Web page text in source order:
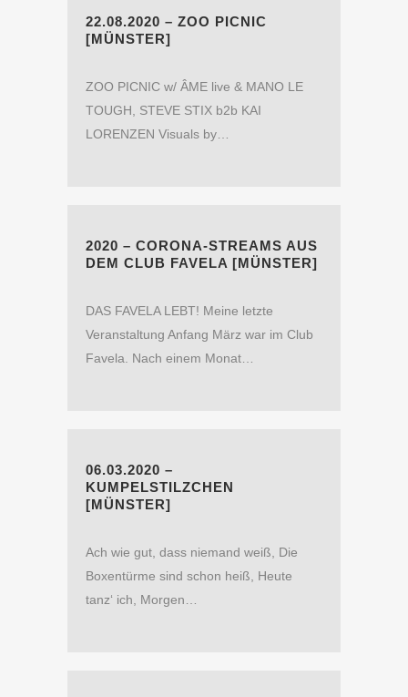
22.08.2020 – ZOO PICNIC
[MÜNSTER]
ZOO PICNIC w/ ÂME live & MANO LE
TOUGH, STEVE STIX b2b KAI
LORENZEN Visuals by…
2020 – CORONA-STREAMS AUS
DEM CLUB FAVELA [MÜNSTER]
DAS FAVELA LEBT! Meine letzte
Veranstaltung Anfang März war im Club
Favela. Nach einem Monat…
06.03.2020 –
KUMPELSTILZCHEN
[MÜNSTER]
Ach wie gut, dass niemand weiß, Die
Boxentürme sind schon heiß, Heute
tanz‘ ich, Morgen…